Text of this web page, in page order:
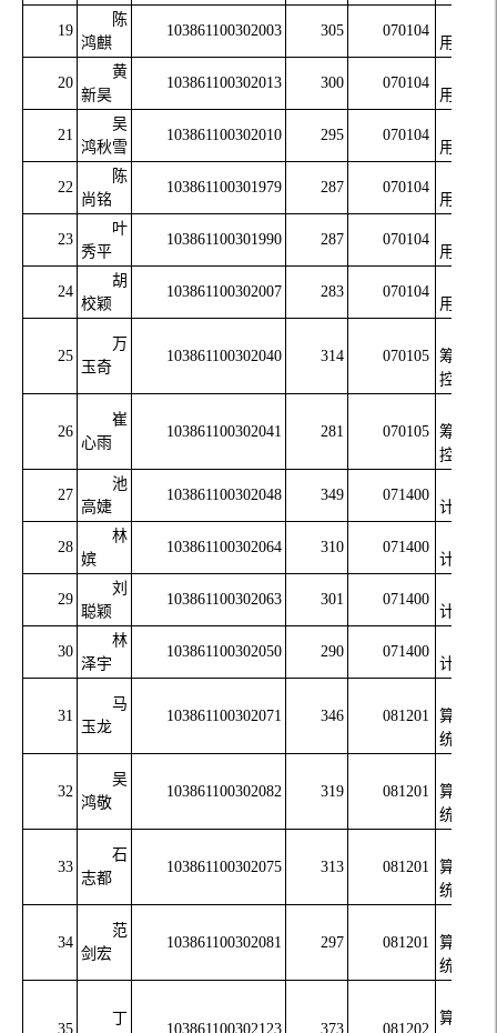
19
陈
鸿麒
103861100302003 305 070104
用数学
20
黄
新昊
103861100302013 300 070104
用数学
21
吴
鸿秋雪
103861100302010 295 070104
用数学
22
陈
尚铭
103861100301979 287 070104
用数学
23
叶
秀平
103861100301990 287 070104
用数学
24
胡
校颖
103861100302007 283 070104
用数学
25
万
玉奇
103861100302040 314 070105
筹学与
控制论
26
崔
心雨
103861100302041 281 070105
筹学与
控制论
27
池
高婕
103861100302048 349 071400
计学
28
林
嫔
103861100302064 310 071400
计学
29
刘
聪颖
103861100302063 301 071400
计学
30
林
泽宇
103861100302050 290 071400
计学
31
马
玉龙
103861100302071 346 081201
算机系
统结构
32
吴
鸿敬
103861100302082 319 081201
算机系
统结构
33
石
志都
103861100302075 313 081201
算机系
统结构
34
范
剑宏
103861100302081 297 081201
算机系
统结构
35
丁
103861100302123 373 081202
算机软